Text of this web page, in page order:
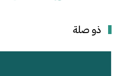
ذو صلة